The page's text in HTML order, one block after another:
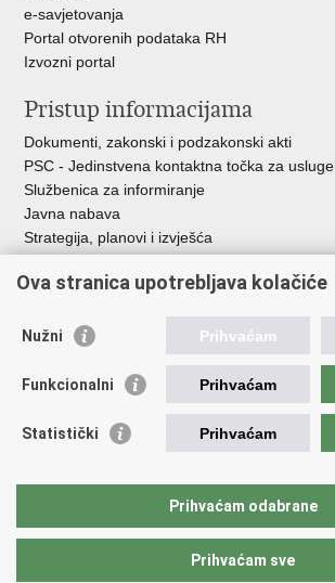
e-savjetovanja
Portal otvorenih podataka RH
Izvozni portal
Pristup informacijama
Dokumenti, zakonski i podzakonski akti
PSC - Jedinstvena kontaktna točka za usluge
Službenica za informiranje
Javna nabava
Strategija, planovi i izvješća
Korisne poveznice
Vlada RH
ASOO
CARNET
Ova stranica upotrebljava kolačiće
Nužni Prihvaćam
Funkcionalni Prihvaćam
Statistički Prihvaćam
Prihvaćam odabrane
Prihvaćam sve